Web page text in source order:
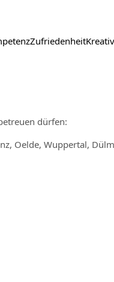
Zufriedenheit
dürfen:
Oelde, Wuppertal,